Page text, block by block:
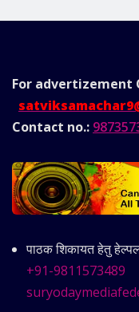
For advertizement
Contact no.:
पाठक शिकायत हेतु
+91-9811573489